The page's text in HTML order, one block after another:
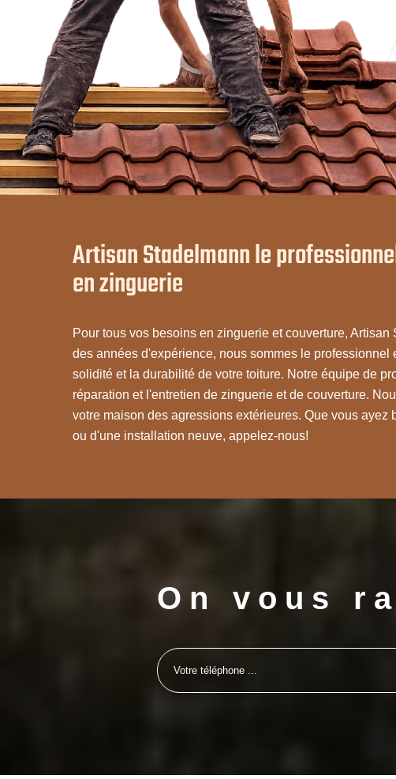
Artisan Stadelmann le
en zinguerie
Pour tous vos besoins en zinguerie et couverture,
des années d'expérience, nous sommes le
solidité et la durabilité de votre toiture. Notre équipe de
réparation et l'entretien de zinguerie et de couverture.
votre maison des agressions extérieures. Que vous
ou d'une installation neuve, appelez-nous!
On vous